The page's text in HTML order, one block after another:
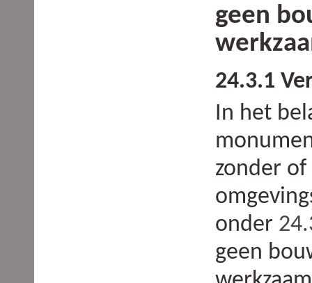
geen
24.3.1
In het
zonder
onder
geen